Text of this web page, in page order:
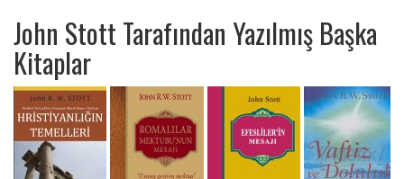
John Stott Tarafından Yazılmış Başka
Kitaplar